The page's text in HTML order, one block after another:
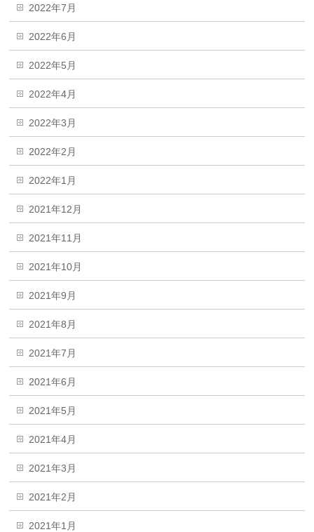
2022年7月
2022年6月
2022年5月
2022年4月
2022年3月
2022年2月
2022年1月
2021年12月
2021年11月
2021年10月
2021年9月
2021年8月
2021年7月
2021年6月
2021年5月
2021年4月
2021年3月
2021年2月
2021年1月